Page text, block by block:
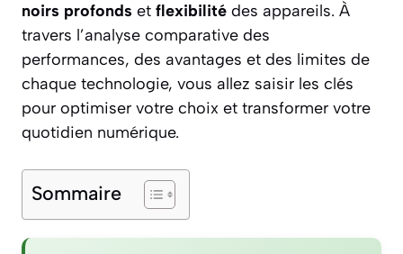
noirs profonds et flexibilité des appareils. À
travers l’analyse comparative des
performances, des avantages et des limites de
chaque technologie, vous allez saisir les clés
pour optimiser votre choix et transformer votre
quotidien numérique.
Sommaire